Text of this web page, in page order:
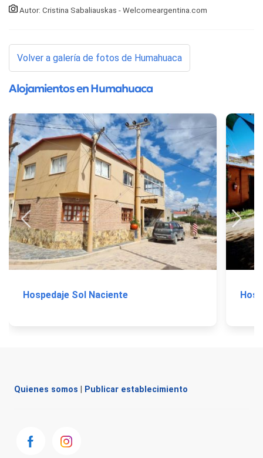
Autor: Cristina Sabaliauskas - Welcomeargentina.com
Volver a galería de fotos de Humahuaca
Alojamientos en Humahuaca
Hospedaje Sol Naciente
Quienes somos Publicar establecimiento